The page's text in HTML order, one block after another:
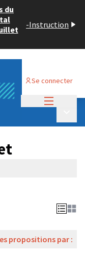
du
-Instruction
Se connecter
propositions par :